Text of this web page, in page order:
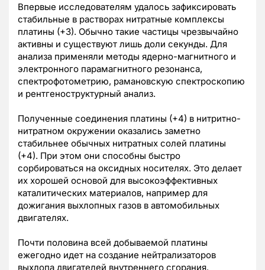
Впервые исследователям удалось зафиксировать
стабильные в растворах нитратные комплексы
платины (+3). Обычно такие частицы чрезвычайно
активны и существуют лишь доли секунды. Для
анализа применяли методы ядерно-магнитного и
электронного парамагнитного резонанса,
спектрофотометрию, рамановскую спектроскопию
и рентгеноструктурный анализ.
Полученные соединения платины (+4) в нитритно-
нитратном окружении оказались заметно
стабильнее обычных нитратных солей платины
(+4). При этом они способны быстро
сорбироваться на оксидных носителях. Это делает
их хорошей основой для высокоэффективных
каталитических материалов, например для
дожигания выхлопных газов в автомобильных
двигателях.
Почти половина всей добываемой платины
ежегодно идет на создание нейтрализаторов
выхлопа двигателей внутреннего сгорания.